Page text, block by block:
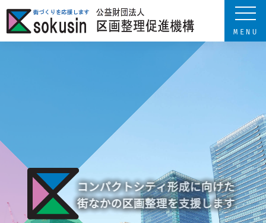
コンパクトシティ形成に向けた
街なかの区画整理を支援します
民間事業者の技術力・ノウハウ
を